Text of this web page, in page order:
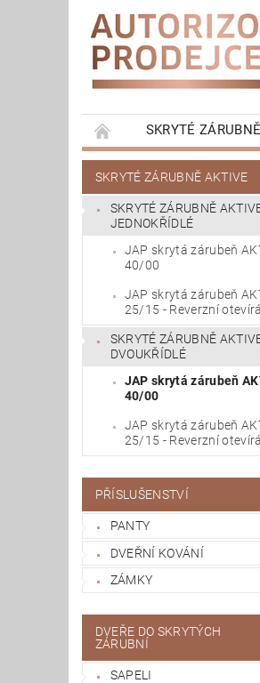
SKRYTÉ
KONTRA ZÁRUBNĚ
KOMPLETNÍ BALÍČKY -
SKRYTÉ ZÁRUBNĚ AKTIVE
SKRYTÉ ZÁRUBNĚ
JEDNOKŘÍDLÉ
JAP skrytá zárubeň
40/00
JAP skrytá zárubeň
25/15 - Reverzní
SKRYTÉ ZÁRUBNĚ
DVOUKŘÍDLÉ
JAP skrytá zárubeň
40/00
JAP skrytá zárubeň
25/15 - Reverzní
PŘÍSLUŠENSTVÍ
PANTY
DVEŘNÍ KOVÁNÍ
ZÁMKY
DVEŘE DO SKRYTÝCH
ZÁRUBNÍ
SAPELI